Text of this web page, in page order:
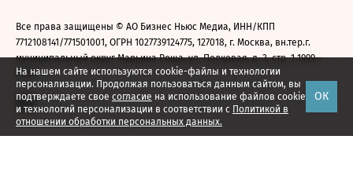
На нашем сайте используются cookie-файлы и технологии
персонализации. Продолжая пользоваться данным сайтом, вы
подтверждаете свое согласие на использование файлов cookie
и технологий персонализации в соответствии с Политикой в
отношении обработки персональных данных.
ОК
Все права защищены © АО Бизнес Ньюс Медиа, ИНН/КПП
7712108141/771501001, ОГРН 1027739124775, 127018, г. Москва, вн.тер.г.
муниципальный округ Марьина Роща, ул. Полковая, д. 3, стр. 1 1999—
2026